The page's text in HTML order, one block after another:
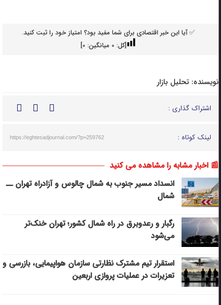
✅ آیا این خبر اقتصادی برای شما مفید بود؟ امتیاز خود را ثبت کنید.
[کل: 0میانگین: 0
]
نویسنده: تحلیل بازار
اشتراک گذاری :
لینک کوتاه : https://eghtesadjournal.com/?p=259762
📰 اخبار مشابه را مشاهده می کنید
انسداد مسیر جنوب به شمال چالوس و آزادراه تهران ــ
شمال
رگبار و رعدوبرق در راه شمال کشور؛ تهران خنک‌تر
می‌شود
استقرار تیم مشترک نظارتی سازمان هواپیمایی، بازرسی و
تعزیرات در عملیات پروازی اربعین